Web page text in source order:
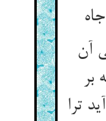
آن
بر